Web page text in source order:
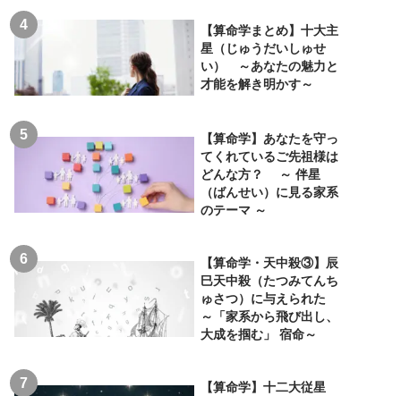
【算命学まとめ】十大主
星（じゅうだいしゅせ
い） ～あなたの魅力と
才能を解き明かす～
【算命学】あなたを守っ
てくれているご先祖様は
どんな方？ ～ 伴星
（ばんせい）に見る家系
のテーマ ～
【算命学・天中殺③】辰
巳天中殺（たつみてんち
ゅさつ）に与えられた
～「家系から飛び出し、
大成を掴む」 宿命～
【算命学】十二大従星